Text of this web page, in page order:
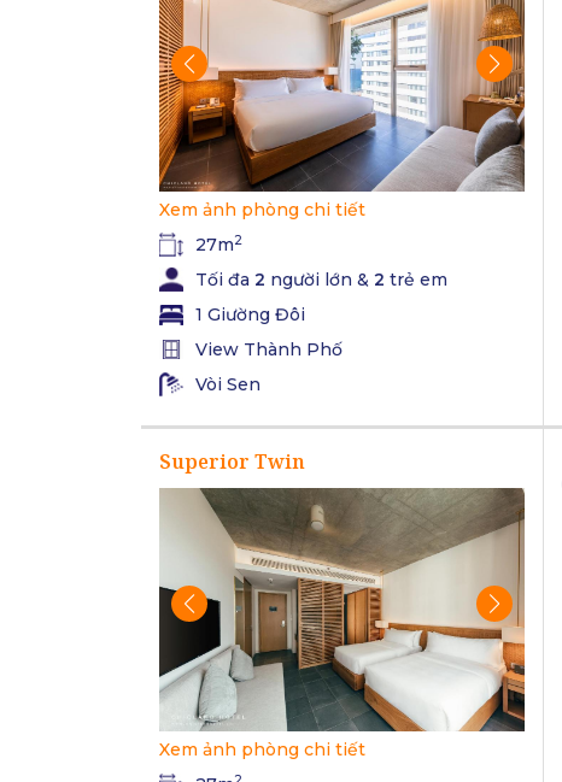
Xem ảnh phòng chi tiết
27m2
Tối đa 2 người lớn & 2 trẻ em
1 Giường Đôi
View Thành Phố
Vòi Sen
Superior Twin
Xem ảnh phòng chi tiết